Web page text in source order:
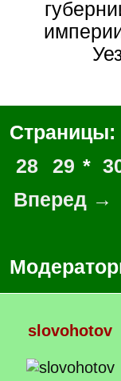
Страницы:
28
29 *
Вперед →
slovohotov